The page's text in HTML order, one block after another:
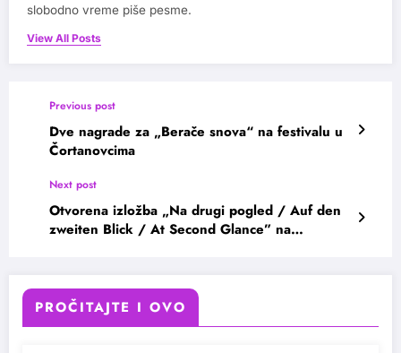
slobodno vreme piše pesme.
View All Posts
Previous post
Dve nagrade za „Berače snova“ na festivalu u
Čortanovcima
Next post
Otvorena izložba „Na drugi pogled / Auf den
zweiten Blick / At Second Glance” na
PROČITAJTE I OVO